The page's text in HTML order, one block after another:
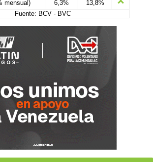
mensual)
6,3%
13,8%
Fuente: BCV - BVC